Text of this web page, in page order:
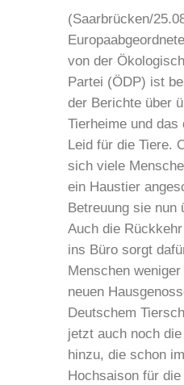
(Saarbrücken/
von der
Partei (ÖDP) ist
der Berichte über
Tierheime und das
Leid für die Tiere.
sich viele
ein Haustier
Betreuung sie nun
Auch die
ins Büro sorgt
Menschen
neuen
Deutschem
jetzt auch noch
hinzu, die schon
Hochsaison für die